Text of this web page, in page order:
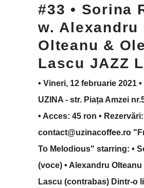
#33 • Sorina
w. Alexandru
Olteanu &
Lascu JAZZ
• Vineri, 12 februarie 2021 •
UZINA - str. Piața Amzei
• Acces: 45 ron • Rezervări:
contact@uzinacoffee.ro
To Melodious" starring: •
(voce) • Alexandru Olteanu
Lascu (contrabas) Dintr-o